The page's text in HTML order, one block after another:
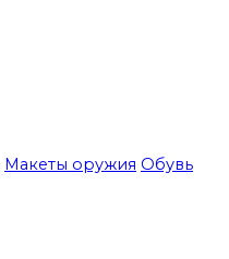
Макеты оружия Обувь